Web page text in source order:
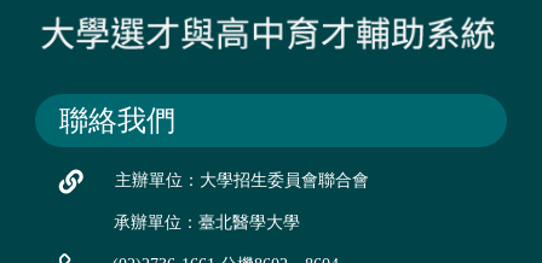
聯絡我們
主辦單位：大學招生委員會聯合會
承辦單位：臺北醫學大學